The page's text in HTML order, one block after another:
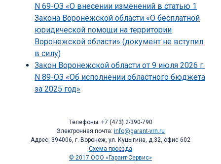
N 69-ОЗ «О внесении изменений в статью 1
Закона Воронежской области «О бесплатной
юридической помощи на территории
Воронежской области» (документ не вступил
в силу)
Закон Воронежской области от 9 июля 2026 г.
N 89-ОЗ «Об исполнении областного бюджета
за 2025 год»
Телефоны: +7 (473) 2-390-790
Электронная почта: info@garant-vrn.ru
Адрес: 394006, г. Воронеж, ул. Куцыгина, д.32, офис 602
Схема проезда
© 2017 ООО «Гарант-Сервис»